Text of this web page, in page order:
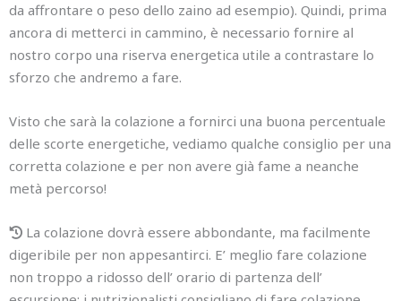
da affrontare o peso dello zaino ad esempio). Quindi, prima
ancora di metterci in cammino, è necessario fornire al
nostro corpo una riserva energetica utile a contrastare lo
sforzo che andremo a fare.
Visto che sarà la colazione a fornirci una buona percentuale
delle scorte energetiche, vediamo qualche consiglio per una
corretta colazione e per non avere già fame a neanche
metà percorso!
La colazione dovrà essere abbondante, ma facilmente
digeribile per non appesantirci. E’ meglio fare colazione
non troppo a ridosso dell’ orario di partenza dell’